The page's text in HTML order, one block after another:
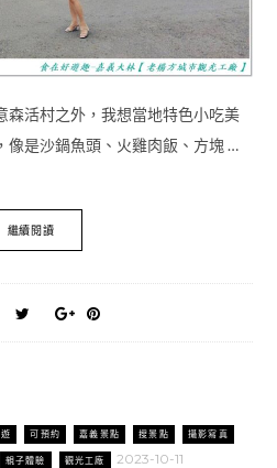
森活村之外，我想當地特色小吃美
像是沙鍋魚頭、火雞肉飯、方塊 …
繼續閱讀
可預約 嘉義景點 搜景點 攝影寫真
親子體驗 觀光工廠 2023-10-11